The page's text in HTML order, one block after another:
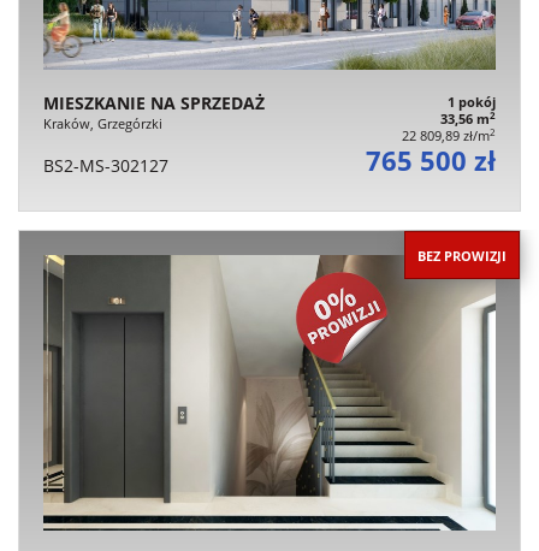
MIESZKANIE NA SPRZEDAŻ
Kraków, Grzegórzki
1 pokój
33,56 m2
22 809,89 zł/m2
BS2-MS-302127 765 500 zł
BEZ PROWIZJI